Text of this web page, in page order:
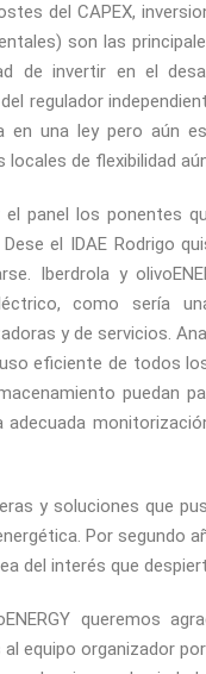
del CAPEX,
son las
de invertir en el
regulador
en una ley pero aún
locales de flexibilidad
el panel los ponentes
el IDAE Rodrigo
Iberdrola y
como sería
y de servicios.
eficiente de todos
puedan
adecuada
y soluciones que
Por segundo
del interés que
queremos
equipo organizador